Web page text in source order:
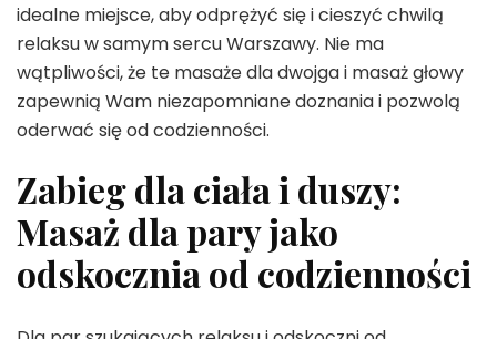
idealne miejsce, aby odprężyć się i cieszyć chwilą
relaksu w samym sercu Warszawy. Nie ma
wątpliwości, że te masaże dla dwojga i masaż głowy
zapewnią Wam niezapomniane doznania i pozwolą
oderwać się od codzienności.
Zabieg dla ciała i duszy:
Masaż dla pary jako
odskocznia od codzienności